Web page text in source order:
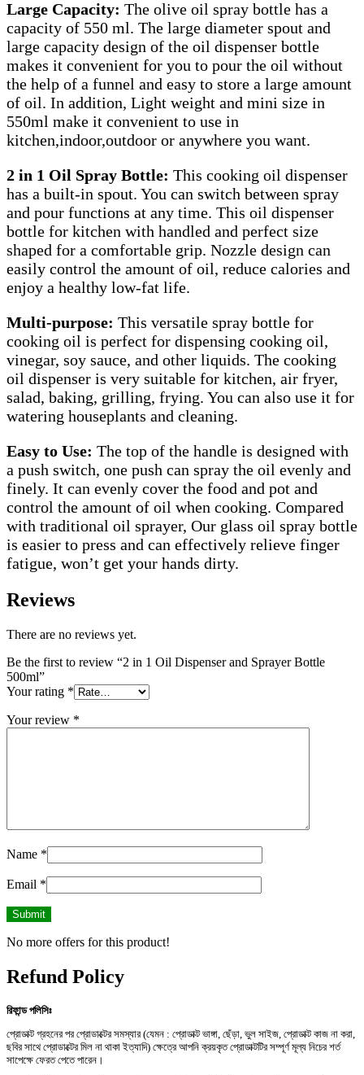
Large Capacity: The olive oil spray bottle has a
capacity of 550 ml. The large diameter spout and
large capacity design of the oil dispenser bottle
makes it convenient for you to pour the oil without
the help of a funnel and easy to store a large amount
of oil. In addition, Light weight and mini size in
550ml make it convenient to use in
kitchen,indoor,outdoor or anywhere you want.
2 in 1 Oil Spray Bottle: This cooking oil dispenser
has a built-in spout. You can switch between spray
and pour functions at any time. This oil dispenser
bottle for kitchen with handled and perfect size
shaped for a comfortable grip. Nozzle design can
easily control the amount of oil, reduce calories and
enjoy a healthy low-fat life.
Multi-purpose: This versatile spray bottle for
cooking oil is perfect for dispensing cooking oil,
vinegar, soy sauce, and other liquids. The cooking
oil dispenser is very suitable for kitchen, air fryer,
salad, baking, grilling, frying. You can also use it for
watering houseplants and cleaning.
Easy to Use: The top of the handle is designed with
a push switch, one push can spray the oil evenly and
finely. It can evenly cover the food and pot and
control the amount of oil when cooking. Compared
with traditional oil sprayer, Our glass oil spray bottle
is easier to press and can effectively relieve finger
fatigue, won’t get your hands dirty.
Reviews
There are no reviews yet.
Be the first to review “2 in 1 Oil Dispenser and Sprayer Bottle
500ml”
Your rating *
Your review *
Name *
Email *
No more offers for this product!
Refund Policy
রিফান্ড পলিসিঃ
প্রোডাক্ট গ্রহনের পর প্রোডাক্টের সমস্যার (যেমন : প্রোডাক্ট ভাঙ্গা, ছেঁড়া, ভুল সাইজ, প্রোডাক্ট কাজ না করা,
ছবির সাথে প্রোডাক্টের মিল না থাকা ইত্যাদি) ক্ষেত্রে আপনি ক্রয়কৃত প্রোডাক্টটির সম্পূর্ণ মূল্য নিচের শর্ত
সাপেক্ষে ফেরত পেতে পারেন।